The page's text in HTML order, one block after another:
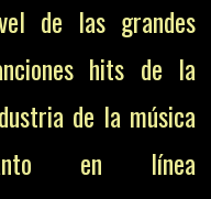
de las grandes
hits de la
de la música
en línea